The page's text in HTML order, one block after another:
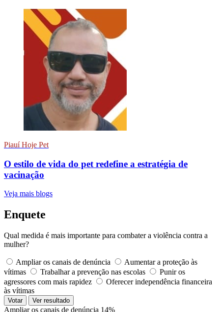
Piauí Hoje Pet
O estilo de vida do pet redefine a estratégia de
vacinação
Veja mais blogs
Enquete
Qual medida é mais importante para combater a violência contra a
mulher?
Ampliar os canais de denúncia
Aumentar a proteção às
vítimas
Trabalhar a prevenção nas escolas
Punir os
agressores com mais rapidez
Oferecer independência financeira
às vítimas
Votar Ver resultado
Ampliar os canais de denúncia 14%